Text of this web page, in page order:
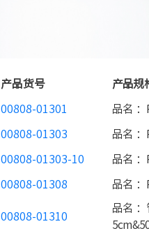
产品货号 产品规
00808-01301 品名 ：
00808-01303 品名 ：
00808-01303-10 品名 ：
00808-01308 品名 ：
00808-01310
品名